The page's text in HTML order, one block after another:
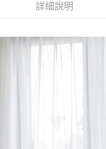
詳細說明